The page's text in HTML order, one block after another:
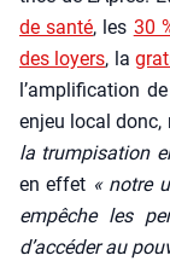
de san­té, les 30
des loyers, la
l’am­pli­fi­ca­tion
enjeu local
la trum­pi­sa­tion
en effet « notre
empêche les
d’ac­cé­der au